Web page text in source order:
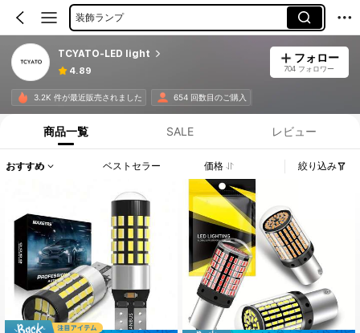
装飾ランプ
TCYATO-LED light
4.89
フォロー
704 フォロワー
3.2K 件が最近販売されました 654 回数目のご購入
商品一覧 SALE レビュー
おすすめ ベストセラー 価格 絞り込み